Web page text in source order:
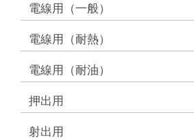
電線用（一般）
電線用（耐熱）
電線用（耐油）
押出用
射出用